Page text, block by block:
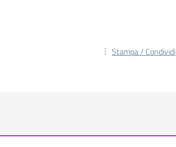
Stampa / Condividi